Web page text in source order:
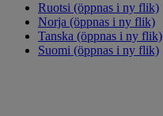
Ruotsi (öppnas i ny flik)
Norja (öppnas i ny flik)
Tanska (öppnas i ny flik)
Suomi (öppnas i ny flik)